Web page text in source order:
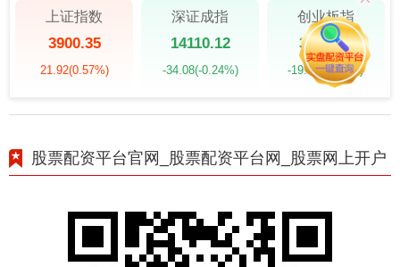
上证指数
3900.35
21.92(0.57%)
深证成指
14110.12
-34.08(-0.24%)
创业板指
3515.56
-19.58(-0.55%)
股票配资平台官网_股票配资平台网_股票网上开户